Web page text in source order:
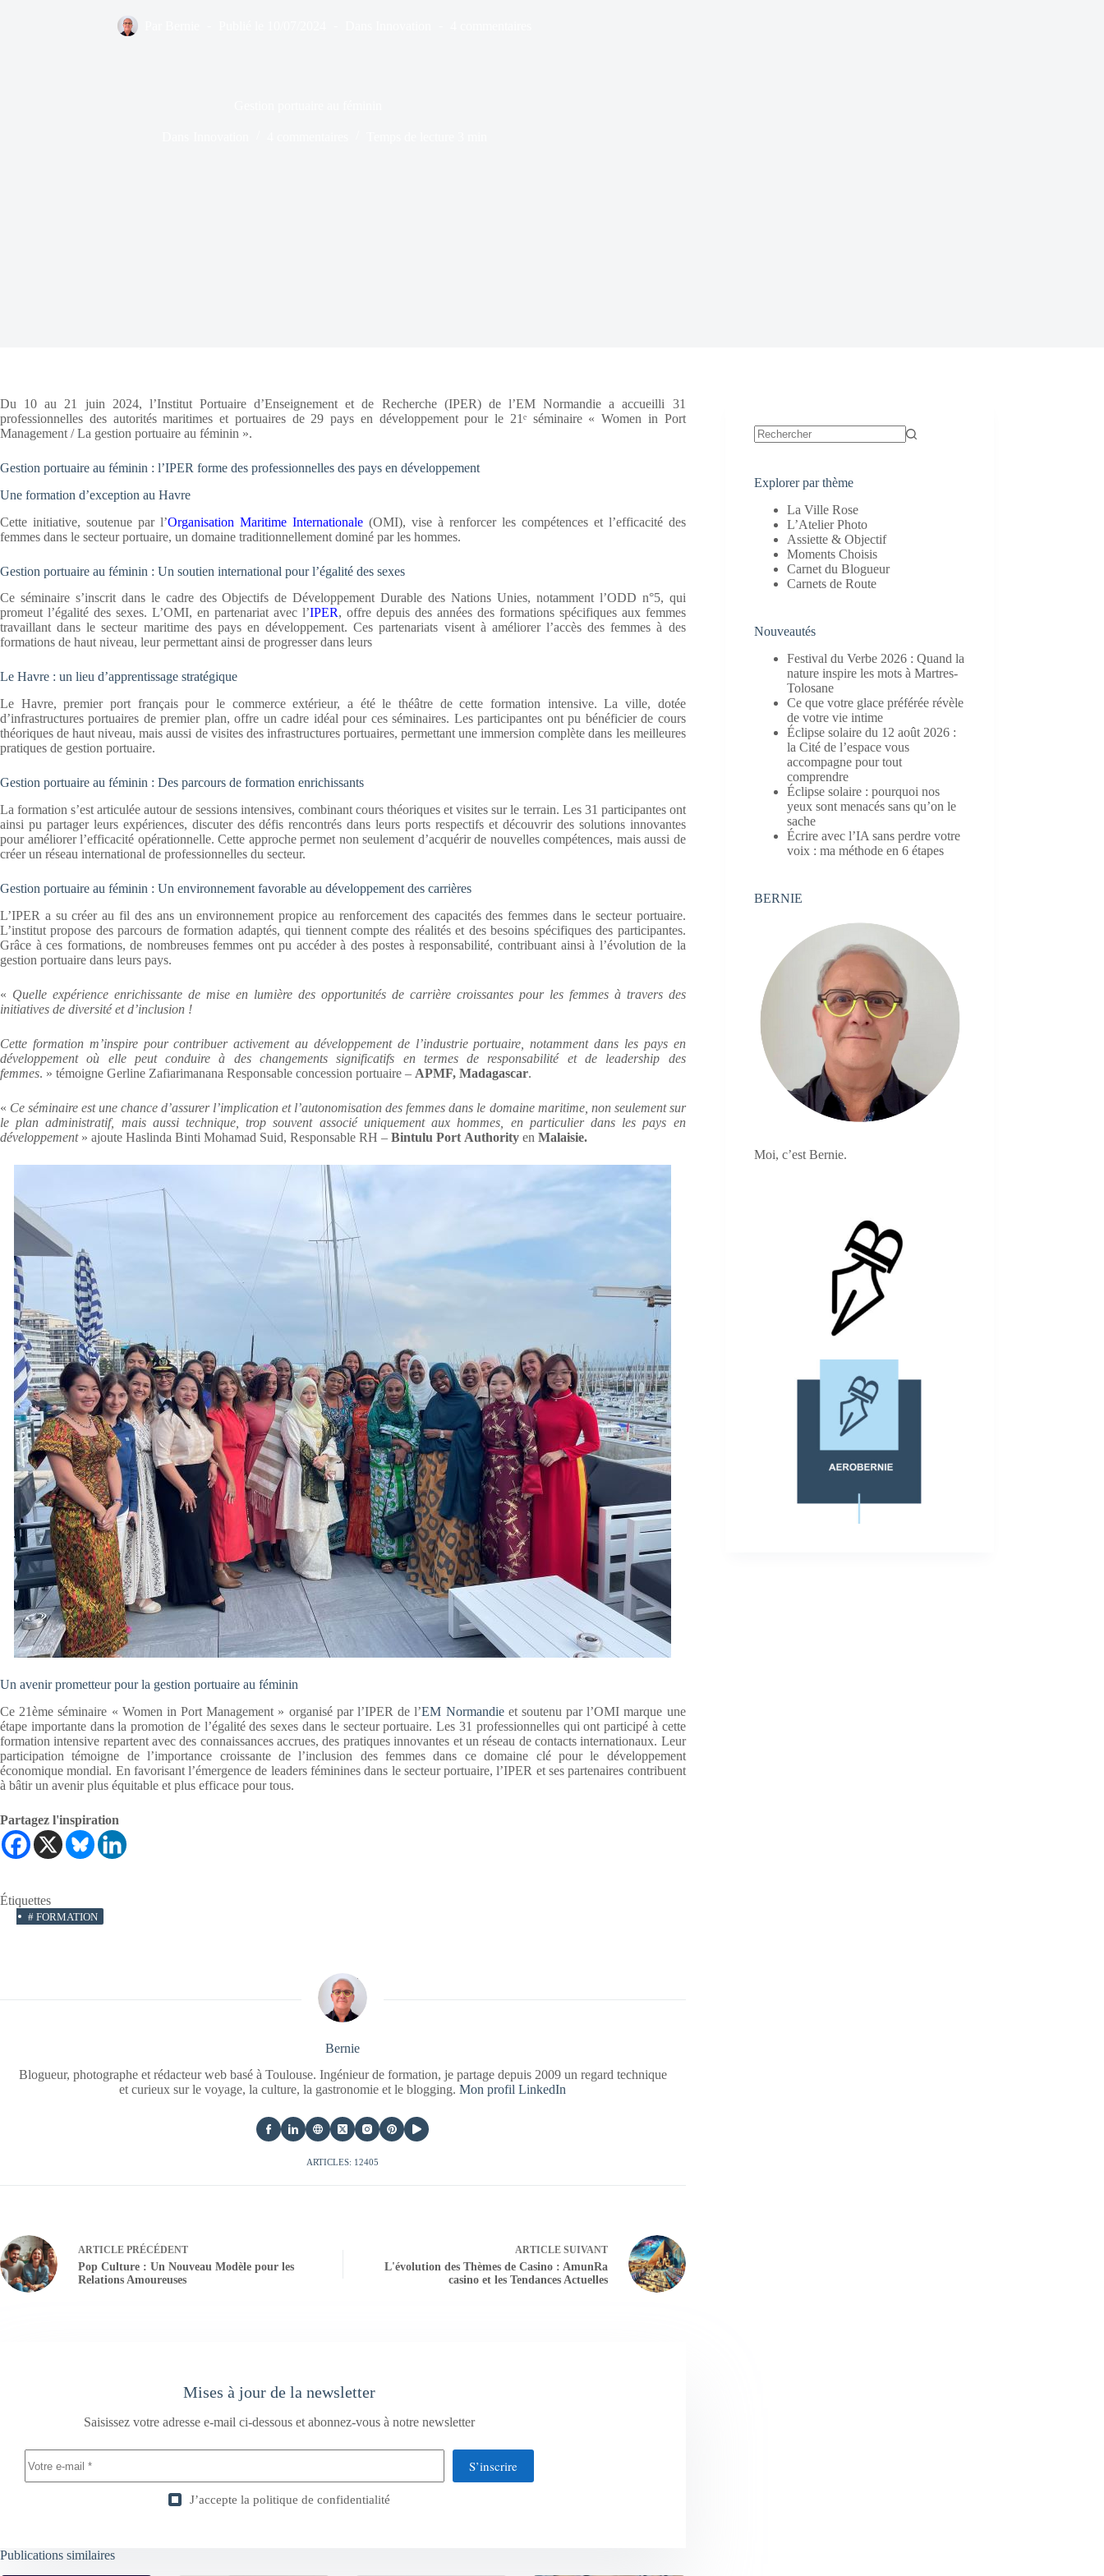
Du 10 au 21 juin 2024, l’Institut Portuaire d’Enseignement et de Recherche (IPER) de l’EM Normandie a accueilli 31
professionnelles des autorités maritimes et portuaires de 29 pays en développement pour le 21ᵉ séminaire « Women in Port
Management / La gestion portuaire au féminin ».
Gestion portuaire au féminin : l’IPER forme des professionnelles des pays en développement
Une formation d’exception au Havre
Cette initiative, soutenue par l’Organisation Maritime Internationale(OMI), vise à renforcer les compétences et l’efficacité des
femmes dans le secteur portuaire, un domaine traditionnellement dominé par les hommes.
Gestion portuaire au féminin : Un soutien international pour l’égalité des sexes
Ce séminaire s’inscrit dans le cadre des Objectifs de Développement Durable des Nations Unies, notamment l’ODD n°5, qui
promeut l’égalité des sexes. L’OMI, en partenariat avec l’IPER, offre depuis des années des formations spécifiques aux femmes
travaillant dans le secteur maritime des pays en développement. Ces partenariats visent à améliorer l’accès des femmes à des
formations de haut niveau, leur permettant ainsi de progresser dans leurs
Le Havre : un lieu d’apprentissage stratégique
Le Havre, premier port français pour le commerce extérieur, a été le théâtre de cette formation intensive. La ville, dotée
d’infrastructures portuaires de premier plan, offre un cadre idéal pour ces séminaires. Les participantes ont pu bénéficier de cours
théoriques de haut niveau, mais aussi de visites des infrastructures portuaires, permettant une immersion complète dans les meilleures
pratiques de gestion portuaire.
Gestion portuaire au féminin : Des parcours de formation enrichissants
La formation s’est articulée autour de sessions intensives, combinant cours théoriques et visites sur le terrain. Les 31 participantes ont
ainsi pu partager leurs expériences, discuter des défis rencontrés dans leurs ports respectifs et découvrir des solutions innovantes
pour améliorer l’efficacité opérationnelle. Cette approche permet non seulement d’acquérir de nouvelles compétences, mais aussi de
créer un réseau international de professionnelles du secteur.
Gestion portuaire au féminin : Un environnement favorable au développement des carrières
L’IPER a su créer au fil des ans un environnement propice au renforcement des capacités des femmes dans le secteur portuaire.
L’institut propose des parcours de formation adaptés, qui tiennent compte des réalités et des besoins spécifiques des participantes.
Grâce à ces formations, de nombreuses femmes ont pu accéder à des postes à responsabilité, contribuant ainsi à l’évolution de la
gestion portuaire dans leurs pays.
« Quelle expérience enrichissante de mise en lumière des opportunités de carrière croissantes pour les femmes à travers des
initiatives de diversité et d’inclusion !
Cette formation m’inspire pour contribuer activement au développement de l’industrie portuaire, notamment dans les pays en
développement où elle peut conduire à des changements significatifs en termes de responsabilité et de leadership des
femmes. » témoigne Gerline Zafiarimanana Responsable concession portuaire – APMF, Madagascar.
« Ce séminaire est une chance d’assurer l’implication et l’autonomisation des femmes dans le domaine maritime, non seulement sur
le plan administratif, mais aussi technique, trop souvent associé uniquement aux hommes, en particulier dans les pays en
développement» ajoute Haslinda Binti Mohamad Suid, Responsable RH – Bintulu Port Authority en Malaisie.
Un avenir prometteur pour la gestion portuaire au féminin
Ce 21ème séminaire « Women in Port Management » organisé par l’IPER de l’EM Normandieet soutenu par l’OMI marque une
étape importante dans la promotion de l’égalité des sexes dans le secteur portuaire. Les 31 professionnelles qui ont participé à cette
formation intensive repartent avec des connaissances accrues, des pratiques innovantes et un réseau de contacts internationaux. Leur
participation témoigne de l’importance croissante de l’inclusion des femmes dans ce domaine clé pour le développement
économique mondial. En favorisant l’émergence de leaders féminines dans le secteur portuaire, l’IPER et ses partenaires contribuent
à bâtir un avenir plus équitable et plus efficace pour tous.
Partagez l'inspiration
Étiquettes
# FORMATION
Bernie
Blogueur, photographe et rédacteur web basé à Toulouse. Ingénieur de formation, je partage depuis 2009 un regard technique
et curieux sur le voyage, la culture, la gastronomie et le blogging.Mon profil LinkedIn
ARTICLES: 12405
ARTICLE PRÉCÉDENT
Pop Culture : Un Nouveau Modèle pour les
Relations Amoureuses
ARTICLESUIVANT
L'évolution des Thèmes de Casino : AmunRa
casino et les Tendances Actuelles
Mises à jour de la newsletter
Saisissez votre adresse e-mail ci-dessous et abonnez-vous à notre newsletter
S’inscrire
J’accepte la politique de confidentialité
Publications similaires
Explorer par thème
La Ville Rose
L’Atelier Photo
Assiette & Objectif
Moments Choisis
Carnet du Blogueur
Carnets de Route
Nouveautés
Festival du Verbe 2026 : Quand la
nature inspire les mots à Martres-
Tolosane
Ce que votre glace préférée révèle
de votre vie intime
Éclipse solaire du 12 août 2026 :
la Cité de l’espace vous
accompagne pour tout
comprendre
Éclipse solaire : pourquoi nos
yeux sont menacés sans qu’on le
sache
Écrire avec l’IA sans perdre votre
voix : ma méthode en 6 étapes
BERNIE
Moi, c’est Bernie.